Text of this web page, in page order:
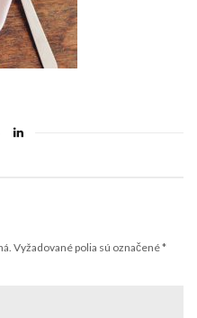
Vyžadované polia sú označené*